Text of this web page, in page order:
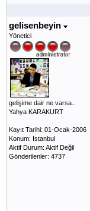
gelisenbeyin
Yönetici
gelişime dair ne varsa..
Yahya KARAKURT
Kayıt Tarihi: 01-Ocak-2006
Konum: Istanbul
Aktif Durum: Aktif Değil
Gönderilenler: 4737